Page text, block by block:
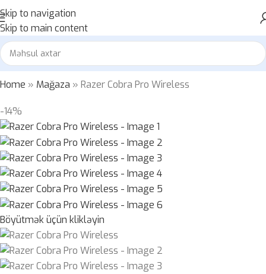
Skip to navigation
Skip to main content
Home » Mağaza » Razer Cobra Pro Wireless
-14%
Böyütmək üçün klikləyin